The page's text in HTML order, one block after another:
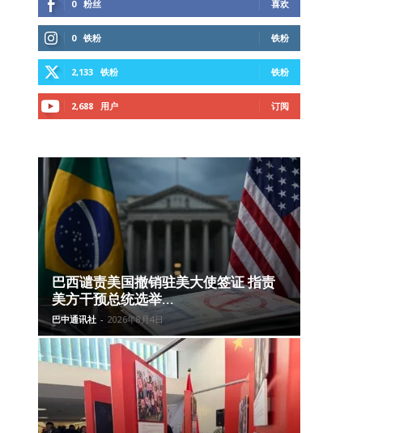
0 粉丝 喜欢
0 铁粉 铁粉
2,133 铁粉 铁粉
2,688 用户 订阅
巴西谴责美国撤销驻美大使签证 指责
美方干预总统选举...
巴中通讯社 - 2026年8月4日